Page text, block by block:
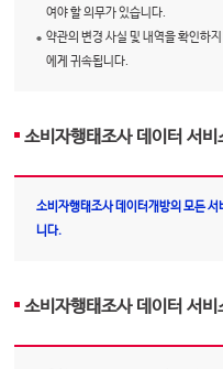
여야 할 의무가 있습니다.
약관의 변경 사실 및 내역을 확인하
에게 귀속됩니다.
소비자행태조사 데이터 서비
소비자행태조사 데이터개방의 모든
니다.
소비자행태조사 데이터 서